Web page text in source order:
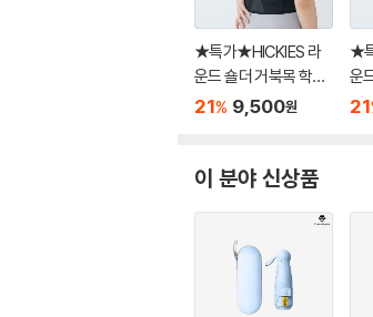
★특가★HICKIES 라
운드 숄더 거북목 학생
직장인 바른자세 어깨
21% 9,500원
★
운
직
21
이 분야 신상품